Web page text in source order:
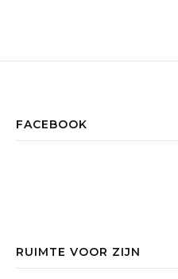
FACEBOOK
RUIMTE VOOR ZIJN